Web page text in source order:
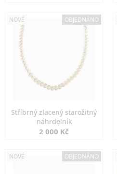
NOVÉ OBJEDNÁNO
Stříbrný zlacený starožitný
náhrdelník
2 000 Kč
NOVÉ OBJEDNÁNO